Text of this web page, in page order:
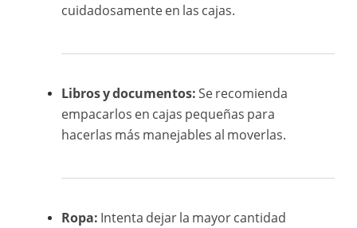
cuidadosamente en las cajas.
Libros y documentos:Se recomienda
empacarlos en cajas pequeñas para
hacerlas más manejables al moverlas.
Ropa: Intenta dejar la mayor cantidad